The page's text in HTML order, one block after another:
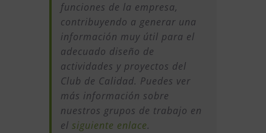
funciones de la empresa,
contribuyendo a generar una
información muy útil para el
adecuado diseño de
actividades y proyectos del
Club de Calidad. Puedes ver
más información sobre
nuestros grupos de trabajo en
el siguiente enlace.